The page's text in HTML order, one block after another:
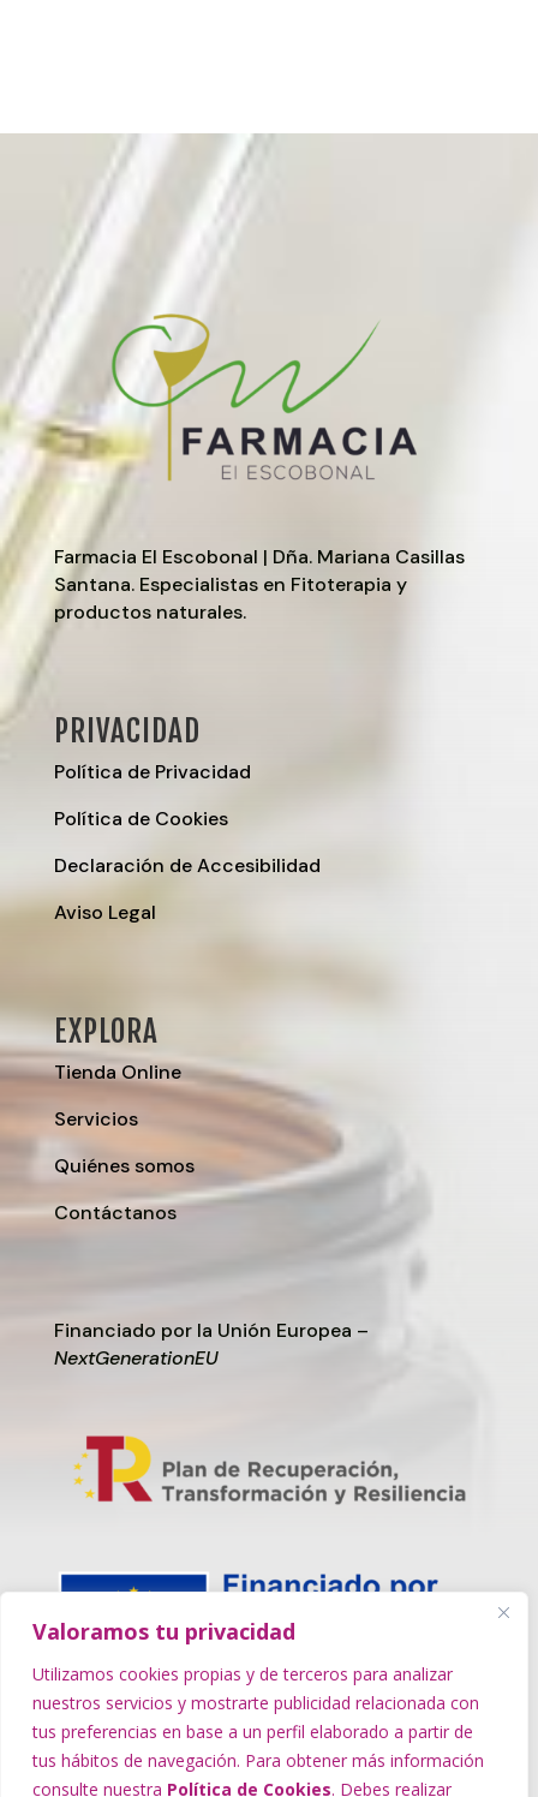
Valoramos tu privacidad
Utilizamos cookies propias y de terceros para analizar
nuestros servicios y mostrarte publicidad relacionada con
tus preferencias en base a un perfil elaborado a partir de
tus hábitos de navegación. Para obtener más información
consulte nuestra Política de Cookies. Debes realizar
Farmacia El Escobonal | Dña. Mariana Casillas
Santana. Especialistas en Fitoterapia y
productos naturales.
PRIVACIDAD
Política de Privacidad
Política de Cookies
Declaración de Accesibilidad
Aviso Legal
EXPLORA
Tienda Online
Servicios
Quiénes somos
Contáctanos
Financiado por la Unión Europea –
NextGenerationEU